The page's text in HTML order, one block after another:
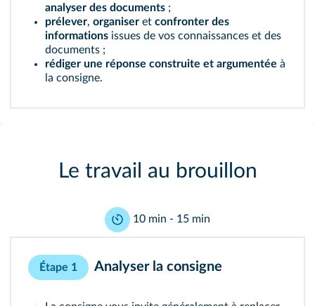
analyser des documents ;
prélever, organiser et confronter des
informations issues de vos connaissances et des
documents ;
rédiger une réponse construite et argumentée à
la consigne.
Le travail au brouillon
10 min - 15 min
Étape 1 Analyser la consigne